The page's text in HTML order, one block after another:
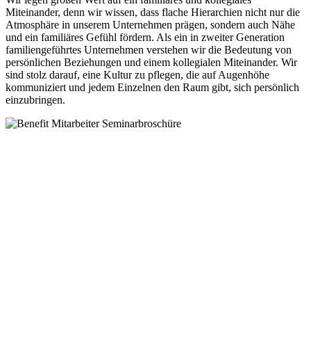
Miteinander, denn wir wissen, dass flache Hierarchien nicht nur die
Atmosphäre in unserem Unternehmen prägen, sondern auch Nähe
und ein familiäres Gefühl fördern. Als ein in zweiter Generation
familiengeführtes Unternehmen verstehen wir die Bedeutung von
persönlichen Beziehungen und einem kollegialen Miteinander. Wir
sind stolz darauf, eine Kultur zu pflegen, die auf Augenhöhe
kommuniziert und jedem Einzelnen den Raum gibt, sich persönlich
einzubringen.